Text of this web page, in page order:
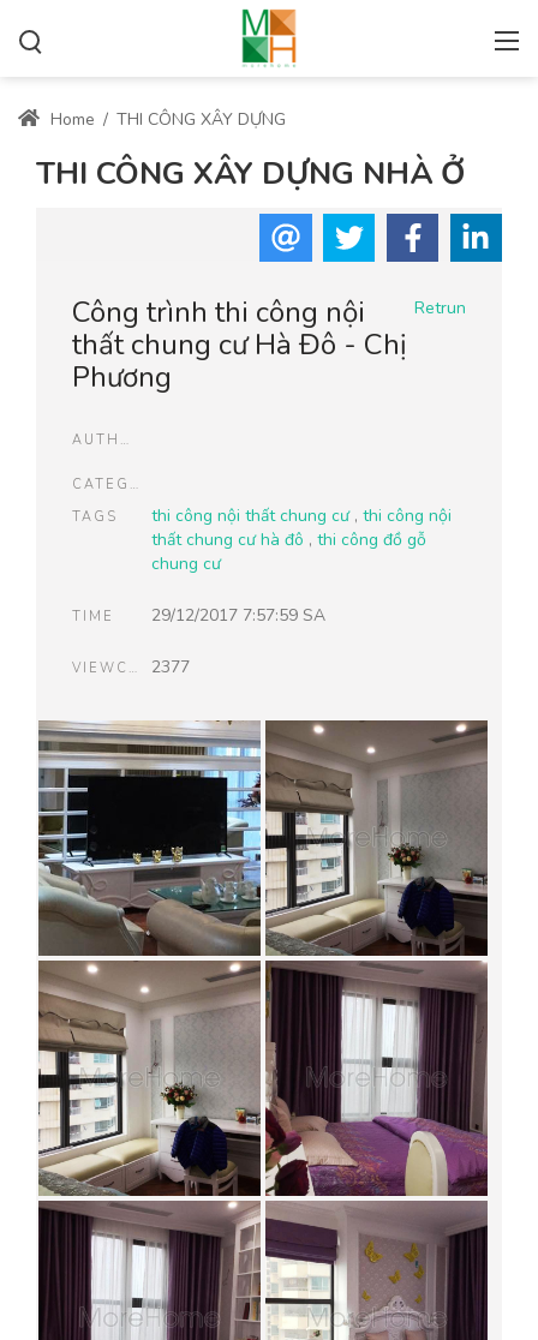
Home / THI CÔNG XÂY DỰNG
THI CÔNG XÂY DỰNG NHÀ Ở
Retrun
Công trình thi công nội
thất chung cư Hà Đô - Chị
Phương
AUTHOR
CATEGORIES
TAGS
thi công nội thất chung cư, thi công nội
thất chung cư hà đô , thi công đồ gỗ
chung cư
TIME 29/12/2017 7:57:59 SA
VIEWCOUNT 2377